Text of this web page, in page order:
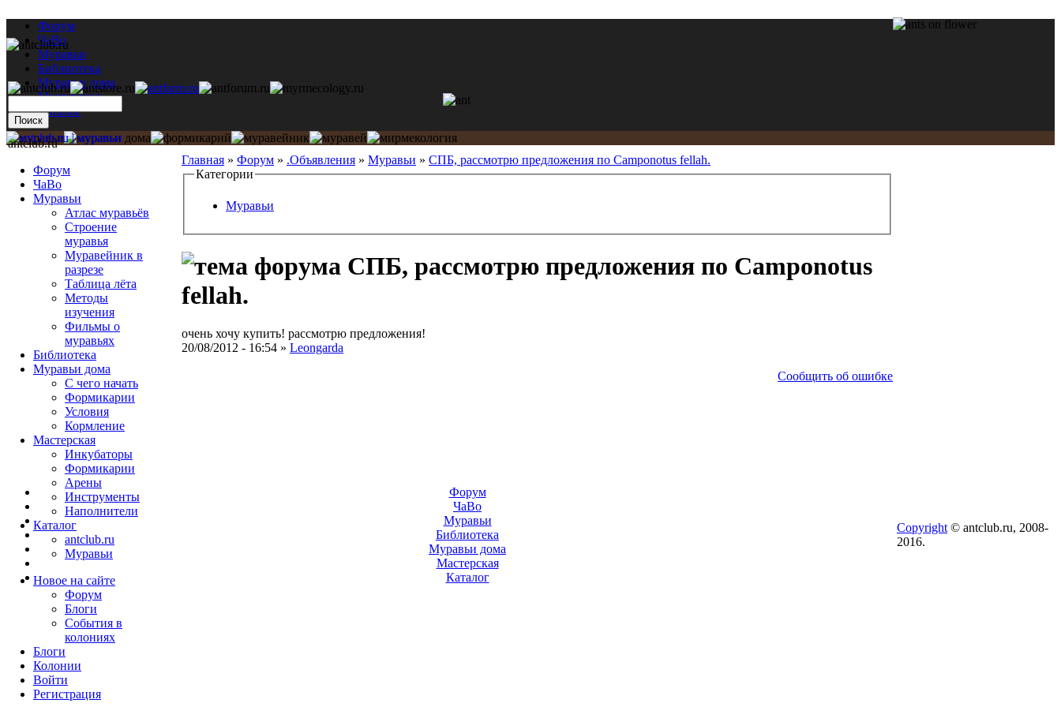
Форум
ЧаВо
Муравьи
Библиотека
Муравьи дома
Мастерская
Каталог
Главная » Форум » .Объявления » Муравьи » СПБ, рассмотрю предложения по Camponotus fellah.
Категории
Муравьи
СПБ, рассмотрю предложения по Camponotus
fellah.
очень хочу купить! рассмотрю предложения!
20/08/2012 - 16:54 » Leongarda
Сообщить об ошибке
antclub.ru
Форум
ЧаВо
Муравьи
Атлас муравьёв
Строение
муравья
Муравейник в
разрезе
Таблица лёта
Методы
изучения
Фильмы о
муравьях
Библиотека
Муравьи дома
С чего начать
Формикарии
Условия
Кормление
Мастерская
Инкубаторы
Формикарии
Арены
Инструменты
Наполнители
Каталог
antclub.ru
Муравьи
Новое на сайте
Форум
Блоги
События в
колониях
Блоги
Колонии
Войти
Peгиcтpaция
Форум
ЧаВо
Муравьи
Библиотека
Муравьи дома
Мастерская
Каталог
Copyright © antclub.ru, 2008-
2016.